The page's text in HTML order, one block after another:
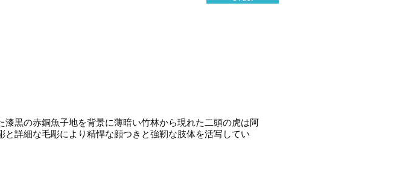
黒の赤銅魚子地を背景に薄暗い竹林から現れた二頭の虎は阿
詳細な毛彫により精悍な顔つきと強靭な肢体を活写してい